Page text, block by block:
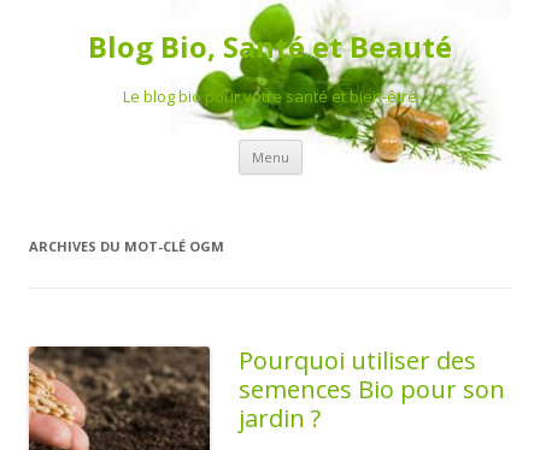
Blog Bio, Santé et Beauté
Le blog bio pour votre santé et bien-être
Menu Aller au contenu principal
ARCHIVES DU MOT-CLÉ OGM
Pourquoi utiliser des
semences Bio pour son
jardin ?